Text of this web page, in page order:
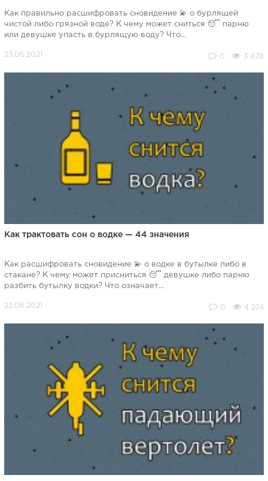
Как правильно расшифровать сновидение 💫 о бурлящей
чистой либо грязной воде? К чему может сниться 😴 парню
или девушке упасть в бурлящую воду? Что...
0 3 478
Как трактовать сон о водке — 44 значения
Как расшифровать сновидение 💫 о водке в бутылке либо в
стакане? К чему может присниться 😴 девушке либо парню
разбить бутылку водки? Что означает...
0 4 274